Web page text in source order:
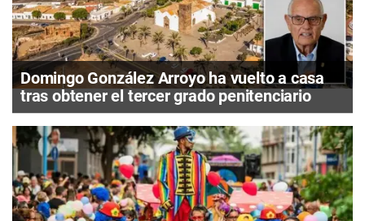
Domingo González Arroyo ha vuelto a casa
tras obtener el tercer grado penitenciario